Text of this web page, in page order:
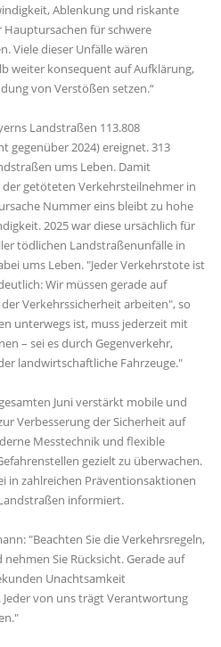
Ablenkung und riskante
für schwere
Viele dieser Unfälle wären
weiter konsequent auf Aufklärung,
von Verstößen setzen.“
Landstraßen 113.808
gegenüber 2024) ereignet. 313
ums Leben. Damit
getöteten Verkehrsteilnehmer in
Nummer eins bleibt zu hohe
2025 war diese ursächlich für
tödlichen Landstraßenunfälle in
ums Leben. "Jeder Verkehrstote ist
Wir müssen gerade auf
Verkehrssicherheit arbeiten", so
unterwegs ist, muss jederzeit mit
– sei es durch Gegenverkehr,
landwirtschaftliche Fahrzeuge."
Juni verstärkt mobile und
Verbesserung der Sicherheit auf
Messtechnik und flexible
gezielt zu überwachen.
in zahlreichen Präventionsaktionen
informiert.
"Beachten Sie die Verkehrsregeln,
Sie Rücksicht. Gerade auf
Unachtsamkeit
von uns trägt Verantwortung